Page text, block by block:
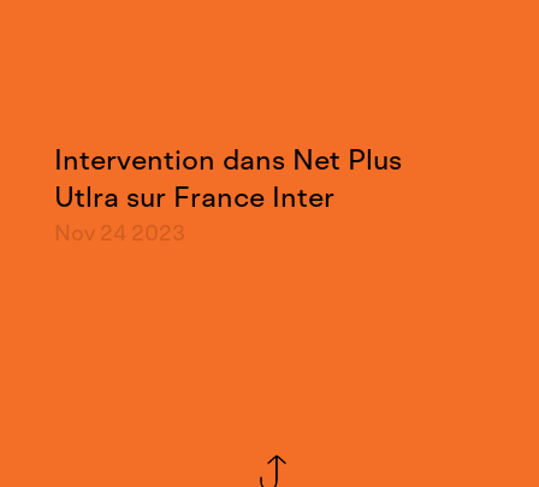
Intervention dans Net Plus
Utlra sur France Inter
Nov 24 2023